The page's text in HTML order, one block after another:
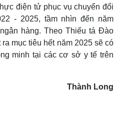
Tiêu dùng
Tỷ giá
Chứng khoán
Giá cà phê
điện tử phục vụ chuyển đổi
- 2025, tầm nhìn đến năm
hàng. Theo Thiếu tá Đào
mục tiêu hết năm 2025 sẽ có
minh tại các cơ sở y tế trên
Thành Long